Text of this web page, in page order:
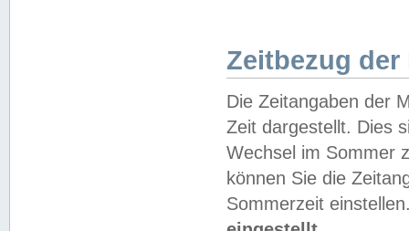
Zeitbezug der
Die Zeitangaben der
Zeit dargestellt. Dies
Wechsel im Sommer
können Sie die
Sommerzeit